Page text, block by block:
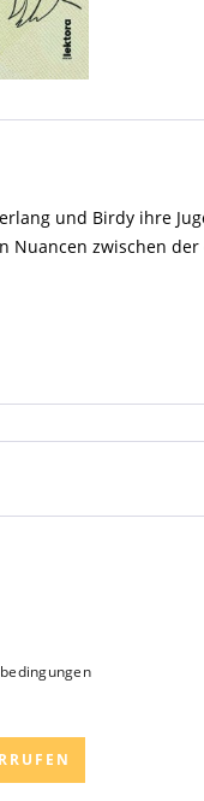
und Birdy ihre
zwischen